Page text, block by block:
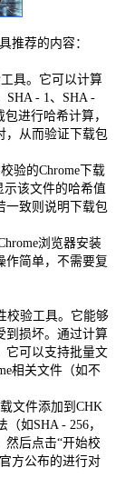
推荐的内容：
具。它可以计算
SHA - 1、SHA -
进行哈希计算，
，从而验证下载包
验的Chrome下载
示该文件的哈希值
一致则说明下载包
浏览器安装
作简单，不需要复
校验工具。它能够
到损坏。通过计算
它可以支持批量文
相关文件（如不
文件添加到CHK
如SHA - 256，
然后点击“开始校
方公布的进行对